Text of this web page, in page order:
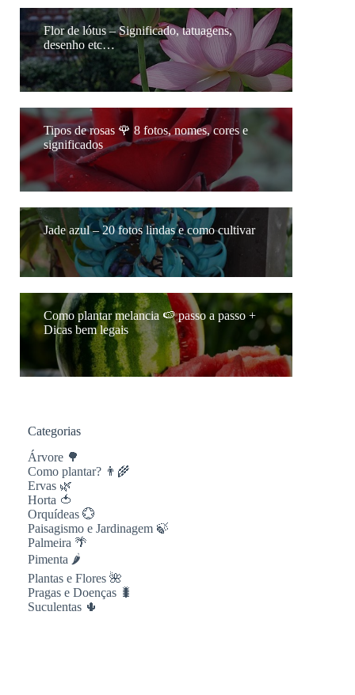
Flor de lótus – Significado, tatuagens,
desenho etc…
Tipos de rosas 🌹 8 fotos, nomes, cores e
significados
Jade azul – 20 fotos lindas e como cultivar
Como plantar melancia 🍉 passo a passo +
Dicas bem legais
Categorias
Árvore 🌳
Como plantar? 👨‍🌾
Ervas 🌿
Horta 🍅
Orquídeas 💮
Paisagismo e Jardinagem 🍃
Palmeira 🌴
Pimenta 🌶
Plantas e Flores 🌺
Pragas e Doenças 🐛
Suculentas 🌵